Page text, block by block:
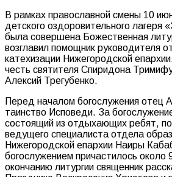
В рамках православной смены 10
детского оздоровительного лагеря
была совершена Божественная
возглавил помощник руководителя
катехизации Нижегородской
честь святителя Спиридона
Алексий Трегубенко.
Перед началом богослужения отец
таинство Исповеди. За
состоящий из отдыхающих ребят,
ведущего специалиста отдела
Нижегородской епархии Наиры
богослужением причастилось около
окончанию литургии священник